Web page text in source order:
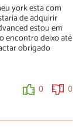
york esta com
de adquirir
estou em
encontro deixo até
obrigado
0 0